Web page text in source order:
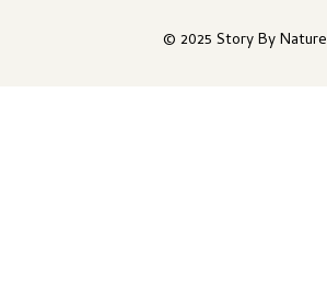
© 2025 Story By Nature